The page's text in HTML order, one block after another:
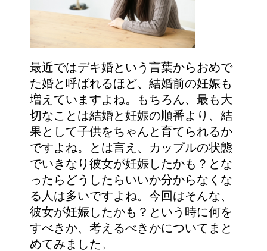
最近ではデキ婚という言葉からおめで
た婚と呼ばれるほど、結婚前の妊娠も
増えていますよね。もちろん、最も大
切なことは結婚と妊娠の順番より、結
果として子供をちゃんと育てられるか
ですよね。とは言え、カップルの状態
でいきなり彼女が妊娠したかも？とな
ったらどうしたらいいか分からなくな
る人は多いですよね。今回はそんな、
彼女が妊娠したかも？という時に何を
すべきか、考えるべきかについてまと
めてみました。